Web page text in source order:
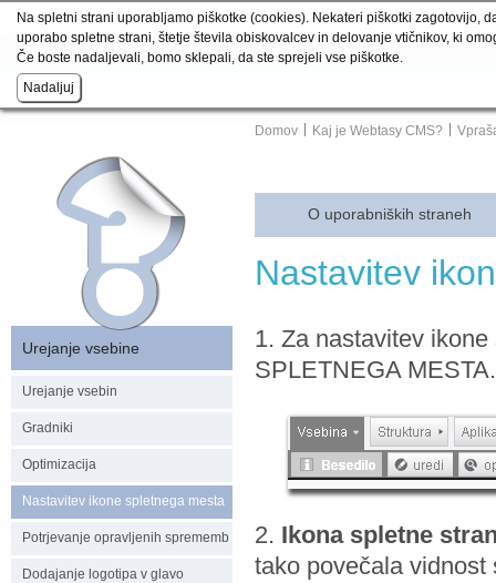
Domov Kaj je Webtasy CMS?
O uporabniških straneh
Urejanje vsebine
Urejanje vsebin
Gradniki
Optimizacija
Nastavitev ikone spletnega mesta
Potrjevanje opravljenih sprememb
Dodajanje logotipa v glavo
Nastavitev
1. Za nastavitev
SPLETNEGA MESTA.
2. Ikona spletne
tako povečala vidnost
Na spletni strani uporabljamo piškotke (cookies). Nekateri piškotki zagotovijo,
uporabo spletne strani, štetje števila obiskovalcev in delovanje vtičnikov, ki
Če boste nadaljevali, bomo sklepali, da ste sprejeli vse piškotke.